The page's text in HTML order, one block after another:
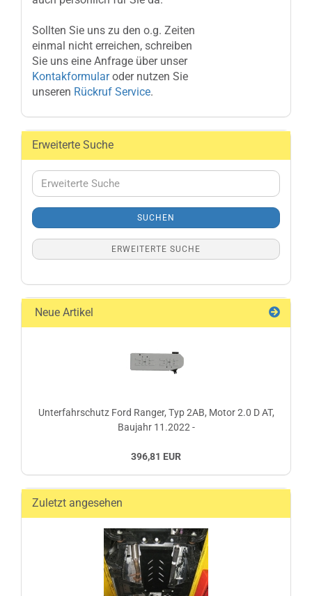
Sollten Sie uns zu den o.g. Zeiten
einmal nicht erreichen, schreiben
Sie uns eine Anfrage über unser
Kontakformularoder nutzen Sie
unseren Rückruf Service.
Erweiterte Suche
Erweiterte
Suche
SUCHEN
ERWEITERTE SUCHE
Neue Artikel
Unterfahrschutz Ford Ranger, Typ 2AB, Motor 2.0 D AT,
Baujahr 11.2022 -
396,81 EUR
Zuletzt angesehen